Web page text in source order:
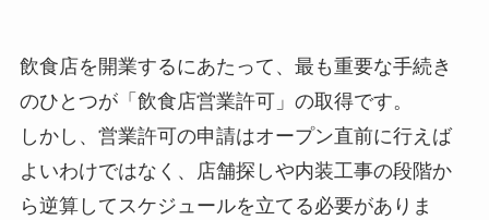
飲食店を開業するにあたって、最も重要な手続き
のひとつが「飲食店営業許可」の取得です。
しかし、営業許可の申請はオープン直前に行えば
よいわけではなく、店舗探しや内装工事の段階か
ら逆算してスケジュールを立てる必要がありま